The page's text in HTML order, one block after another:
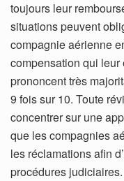
toujours leur
situations peuvent
compagnie aérienne
compensation qui
prononcent très
9 fois sur 10. Toute
concentrer sur une
que les compagnies
les réclamations afin
procédures judiciaires.